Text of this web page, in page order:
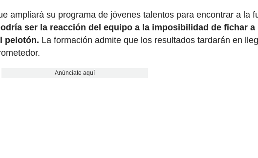
ampliará su programa de jóvenes talentos para encontrar a la
ser la reacción del equipo a la imposibilidad de fichar a
pelotón. La formación admite que los resultados tardarán en
Anúnciate aquí